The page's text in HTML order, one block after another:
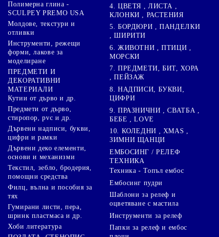
Полимерна глина -
SCULPEY PREMO USA
Молдове, текстури и
отливки
Инструменти, режещи
форми, лакове за
моделиране
ПРЕДМЕТИ И
ДЕКОРАТИВНИ
МАТЕРИАЛИ
Кутии от дърво и др.
Предмети от дърво,
стиропор, pvc и др.
Дървени надписи, букви,
цифри и рамки
Дървени деко елементи,
основи и механизми
Текстил, зебло, бродерия,
помощни средства
Филц, вълна и пособия за
тях
Гумирани листи, пера,
шринк пластмаса и др.
Хоби литература
4. ЦВЕТЯ , ЛИСТА ,
КЛОНКИ , РАСТЕНИЯ
5. БОРДЮРИ , ПАНДЕЛКИ
, ШИРИТИ
6. ЖИВОТНИ , ПТИЦИ ,
МОРСКИ
7. ПРЕДМЕТИ, БИТ, ХОРА
, ПЕЙЗАЖ
8. НАДПИСИ, БУКВИ,
ЦИФРИ
9. ПРАЗНИЧНИ , СВАТБА ,
БЕБЕ , LOVE
10. КОЛЕДНИ , XMAS ,
ЗИМНИ ЩАНЦИ
ЕМБОСИНГ / РЕЛЕФ
ТЕХНИКА
Техника - Топъл ембос
Ембосинг пудри
Шаблони за релеф и
оцветяване с мастила
Инструменти за релеф
Папки за релеф и ембос